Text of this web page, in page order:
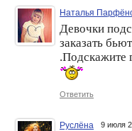
Наталья
Девочки
заказать
.Подскажите
Ответить
Руслёна 9 июля